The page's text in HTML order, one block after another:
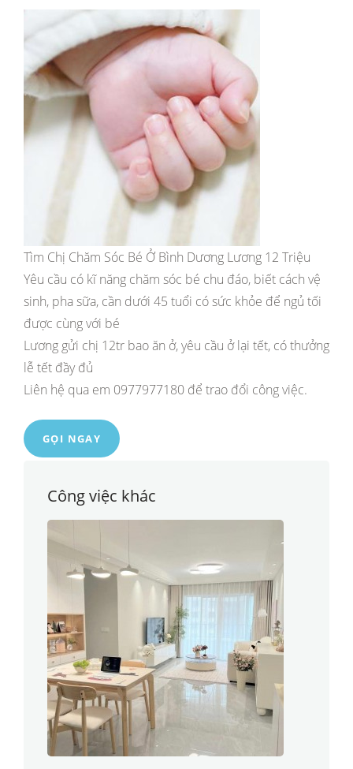
Tìm Chị Chăm Sóc Bé Ở Bình Dương Lương 12 Triệu
Yêu cầu có kĩ năng chăm sóc bé chu đáo, biết cách vệ
sinh, pha sữa, cần dưới 45 tuổi có sức khỏe để ngủ tối
được cùng với bé
Lương gửi chị 12tr bao ăn ở, yêu cầu ở lại tết, có thưởng
lễ tết đầy đủ
Liên hệ qua em 0977977180 để trao đổi công việc.
GỌI NGAY
Công việc khác